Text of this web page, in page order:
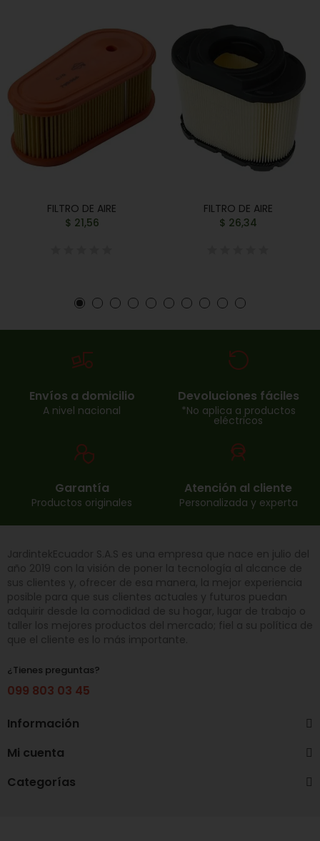
FILTRO DE AIRE
$ 21,56
FILTRO DE AIRE
$ 26,34
Envíos a domicilio
A nivel nacional
Devoluciones fáciles
*No aplica a productos
eléctricos
Garantía
Productos originales
Atención al cliente
Personalizada y experta
JardintekEcuador S.A.S es una empresa que nace en julio del
año 2019 con la visión de poner la tecnología al alcance de
sus clientes y, ofrecer de esa manera, la mejor experiencia
posible para que sus clientes actuales y futuros puedan
adquirir desde la comodidad de su hogar, lugar de trabajo o
taller los mejores productos del mercado; fiel a su política de
que el cliente es lo más importante.
¿Tienes preguntas?
099 803 03 45
Información
Mi cuenta
Categorías